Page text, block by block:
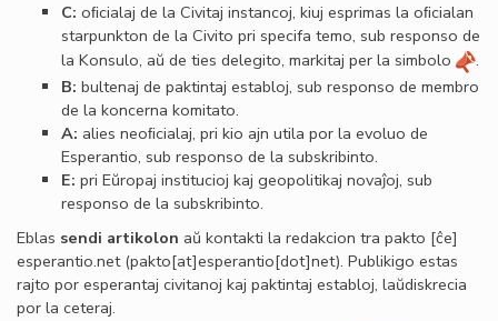
C: oﬁcialaj de la Civitaj instancoj, kiuj esprimas la oﬁcialan
starpunkton de la Civito pri specifa temo, sub responso de
la Konsulo, aŭ de ties delegito, markitaj per la simbolo
.
B: bultenaj de paktintaj establoj, sub responso de membro
de la koncerna komitato.
A: alies neoﬁcialaj, pri kio ajn utila por la evoluo de
Esperantio, sub responso de la subskribinto.
E: pri Eŭropaj institucioj kaj geopolitikaj novaĵoj, sub
responso de la subskribinto.
Eblas sendi artikolon aŭ kontakti la redakcion tra pakto [ĉe]
esperantio.net(pakto[at]esperantio[dot]net). Publikigo estas
rajto por esperantaj civitanoj kaj paktintaj establoj, laŭdiskrecia
por la ceteraj.